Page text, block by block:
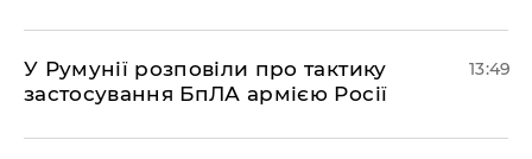
У Румунії розповіли про тактику
застосування БпЛА армією Росії
13:49